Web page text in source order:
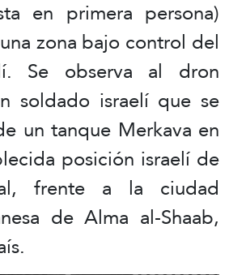
en primera persona)
zona bajo control del
Se observa al dron
soldado israelí que se
un tanque Merkava en
posición israelí de
frente a la ciudad
de Alma al-Shaab,